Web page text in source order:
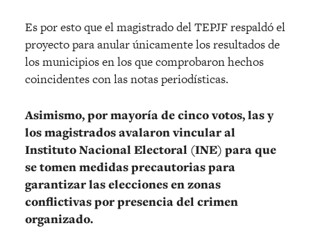
Es por esto que el magistrado del TEPJF respaldó el
proyecto para anular únicamente los resultados de
los municipios en los que comprobaron hechos
coincidentes con las notas periodísticas.
Asimismo, por mayoría de cinco votos, las y
los magistrados avalaron vincular al
Instituto Nacional Electoral (INE) para que
se tomen medidas precautorias para
garantizar las elecciones en zonas
conflictivas por presencia del crimen
organizado.